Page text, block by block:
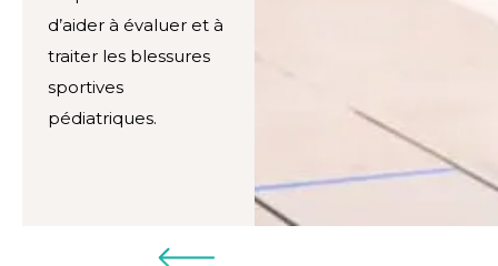
d’aider à évaluer et à
traiter les blessures
sportives
pédiatriques.